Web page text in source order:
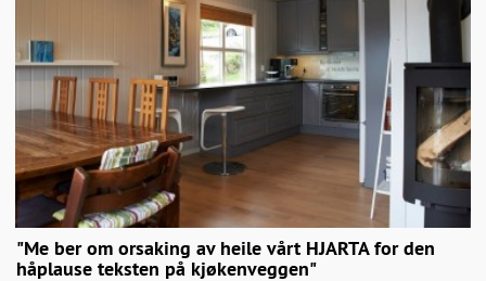
"Me ber om orsaking av heile vårt HJARTA for den
håplause teksten på kjøkenveggen"